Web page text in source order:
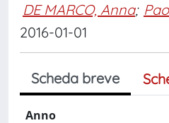
DE MARCO, Anna;
2016-01-01
Scheda breve
Anno